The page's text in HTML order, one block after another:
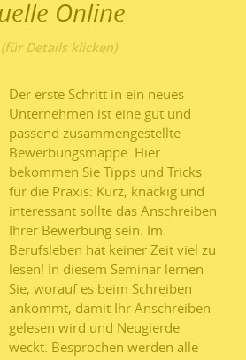
Online
Der erste Schritt in ein neues
Unternehmen ist eine gut und
passend zusammengestellte
Bewerbungsmappe. Hier
bekommen Sie Tipps und Tricks
für die Praxis: Kurz, knackig und
interessant sollte das Anschreiben
Ihrer Bewerbung sein. Im
Berufsleben hat keiner Zeit viel zu
lesen! In diesem Seminar lernen
Sie, worauf es beim Schreiben
ankommt, damit Ihr Anschreiben
gelesen wird und Neugierde
weckt. Besprochen werden alle